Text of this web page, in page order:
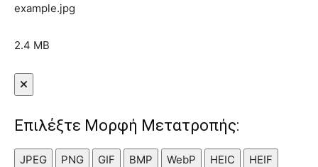
example.jpg
2.4 MB
Επιλέξτε Μορφή Μετατροπής:
JPEG PNG GIF BMP WebP HEIC
HEIF